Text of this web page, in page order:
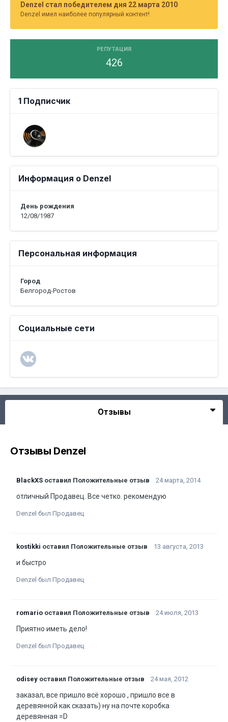
Denzel стал победителем дня 22 марта 2010
Denzel имел наиболее популярный контент!
РЕПУТАЦИЯ
426
1 Подписчик
Информация о Denzel
День рождения
12/08/1987
Персональная информация
Город
Белгород-Ростов
Социальные сети
Отзывы
Отзывы Denzel
BlackXS оставил Положительные отзыв 24 марта, 2014
отличный Продавец. Все четко. рекомендую
Denzel был Продавец
kostikki оставил Положительные отзыв 13 августа, 2013
и быстро
Denzel был Продавец
romario оставил Положительные отзыв 24 июля, 2013
Приятно иметь дело!
Denzel был Продавец
odisey оставил Положительные отзыв 24 мая, 2012
заказал, все пришло всё хорошо , пришло все в
деревянной как сказать) ну на почте коробка
деревянная =D